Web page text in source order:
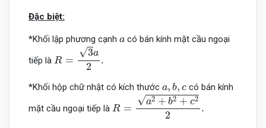
Đặc biệt:
*Khối lập phương cạnh a
a có bán kính mặt cầu ngoại
tiếp là R =
√3a
2
.
R= 3a2.
*Khối hộp chữ nhật có kích thước a, b, c
a b,
có bán kính
mặt cầu ngoại tiếp là R =
√a2 + b2 + c2
2
.
R =a2 +b2+c22.